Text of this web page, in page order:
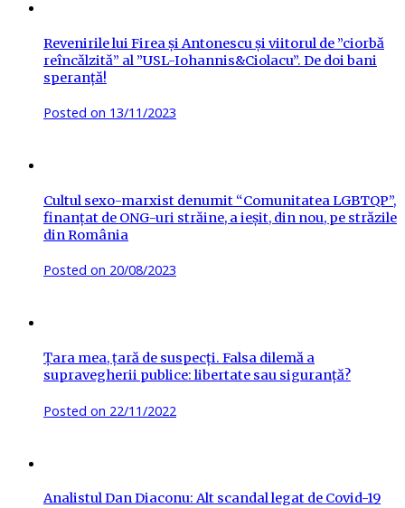
Revenirile lui Firea și Antonescu și viitorul de ”ciorbă
reîncălzită” al ”USL-Iohannis&Ciolacu”. De doi bani
speranță!
Posted on 13/11/2023
Cultul sexo-marxist denumit “Comunitatea LGBTQP”,
finanțat de ONG-uri străine, a ieșit, din nou, pe străzile
din România
Posted on 20/08/2023
Țara mea, țară de suspecți. Falsa dilemă a
supravegherii publice: libertate sau siguranță?
Posted on 22/11/2022
Analistul Dan Diaconu: Alt scandal legat de Covid-19